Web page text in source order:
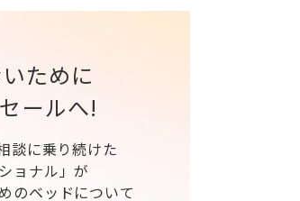
ために
ールへ!
談に乗り続けた
ョナル」が
のベッドについて